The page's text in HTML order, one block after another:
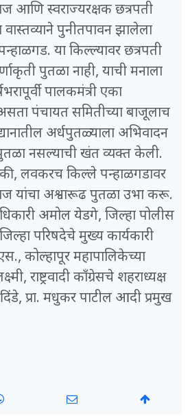
आणि स्वराज्यरक्षक छत्रपती
वास्तव्याने पुनीतपावन झालेला
या किल्ल्यावर छत्रपती
पुतळा नाही, याची मनाला
पालकमंत्री एका
असता पंचायत समितीच्या बाजूलाच
अर्धपुतळ्याला अभिवादन
नसल्याची खंत व्यक्त केली.
की, लवकरच किल्ले पन्हाळगडावर
यांचा अश्वारूढ पुतळा उभा करू.
अमोल येडगे, जिल्हा पोलीस
परिषदेचे मुख्य कार्यकारी
कोल्हापूर महापालिकेच्या
राष्ट्रवादी काँग्रेसचे शहराध्यक्ष
प्रा. मधुकर पाटील आदी प्रमुख